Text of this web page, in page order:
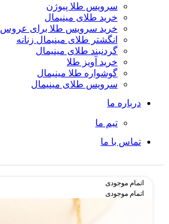
سرویس طلا پیوژن
خرید طلای مینیمال
خرید سرویس طلا برای عروس
انگشتر طلای مینیمال زنانه
گردنبند طلای مینیمال
خرید آویز طلا
گوشواره طلا مینیمال
سرویس طلای مینیمال
درباره ما
تیم ما
تماس با ما
اتمام موجودی
اتمام موجودی